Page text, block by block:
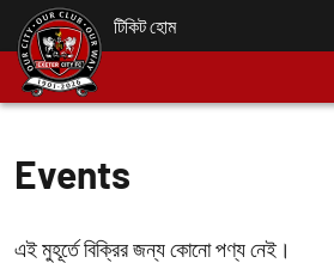
টিকিট হোম
Events
এই মুহূর্তে বিক্রির জন্য কোনো পণ্য নেই।